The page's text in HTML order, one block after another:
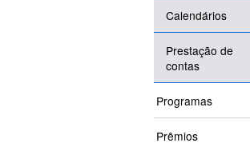
Calendários
Prestação de
contas
Programas
Prêmios